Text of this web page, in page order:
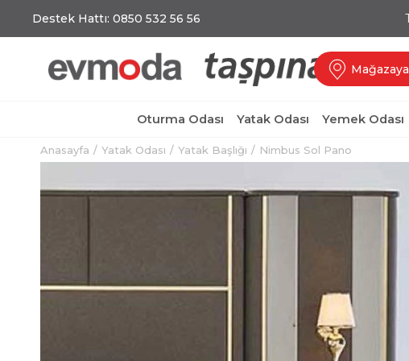
Destek Hattı: 0850 532 56 56
Oturma Odası Yatak Odası Yemek Odası
Anasayfa Yatak Odası Yatak Başlığı Nimbus Sol Pano